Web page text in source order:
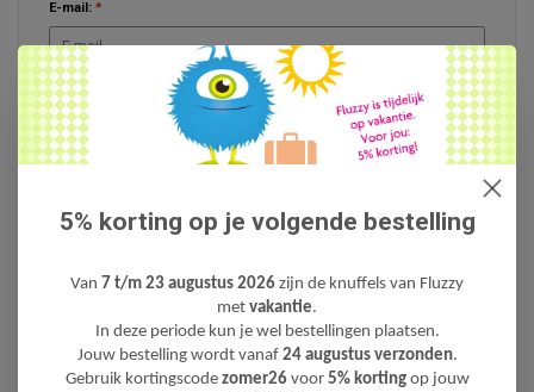
E-mail: *
* Uw e-mailadres wordt niet gepubliceerd.
Opmerking:
Opslaan
5% korting op je volgende bestelling
Van 7 t/m 23 augustus 2026 zijn de knuffels van Fluzzy
met vakantie.
In deze periode kun je wel bestellingen plaatsen.
Jouw bestelling wordt vanaf 24 augustus verzonden.
Gebruik kortingscode zomer26 voor 5% kortingop jouw